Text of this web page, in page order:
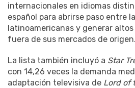
internacionales en idiomas
español para abrirse paso entre
latinoamericanas y generar
fuera de sus mercados de origen.
La lista también incluyó a Star
con 14,26 veces la demanda
adaptación televisiva de Lord of